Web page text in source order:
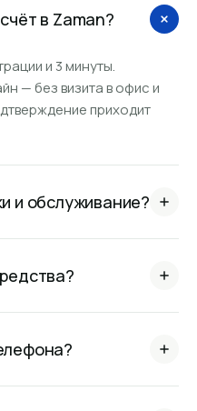
в Zaman?
и 3 минуты.
— без визита в офис и
приходит
и обслуживание?
тариф — в разделе
на рынке Кыргызстана